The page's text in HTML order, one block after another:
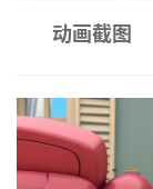
英
文
动画截图